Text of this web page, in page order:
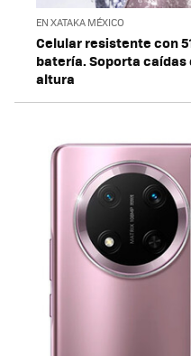
EN XATAKA MÉXICO
Celular resistente con
batería. Soporta
altura